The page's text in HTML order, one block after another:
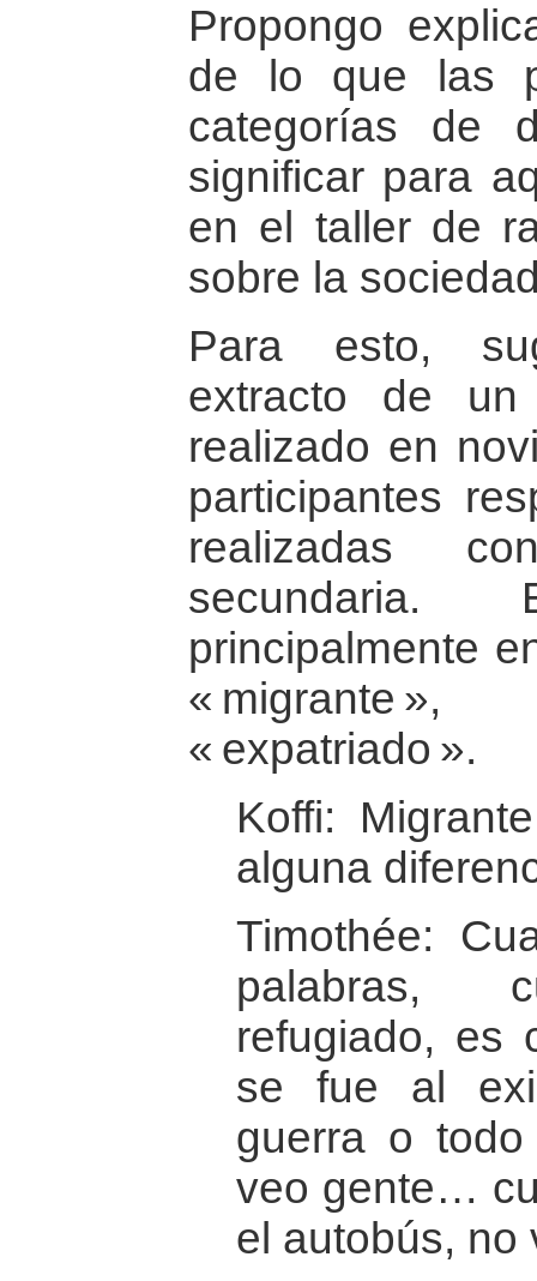
Propongo
de lo que las
categorías de
significar para
en el taller de
sobre la
Para esto,
extracto de
realizado en
participantes
realizadas
principalmente
« migrante
« expatriado ».
Koffi:
alguna
Timothée:
palabras,
refugiado, es
se fue al
guerra o
veo gente…
el autobús,